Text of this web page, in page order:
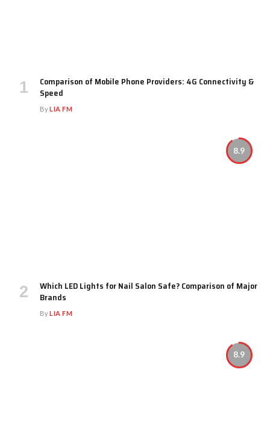
Comparison of Mobile Phone Providers: 4G Connectivity &
Speed
ByLIA FM
8.9
Which LED Lights for Nail Salon Safe? Comparison of Major
Brands
ByLIA FM
8.9